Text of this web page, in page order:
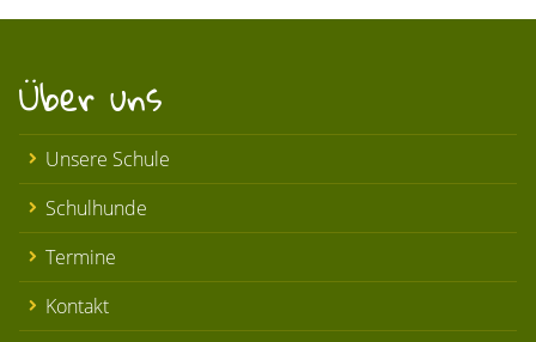
Über uns
Unsere Schule
Schulhunde
Termine
Kontakt